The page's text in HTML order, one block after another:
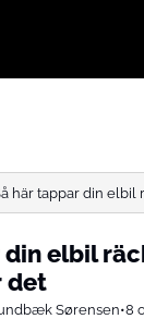
här tappar din elbil
din elbil
det
Sørensen•8